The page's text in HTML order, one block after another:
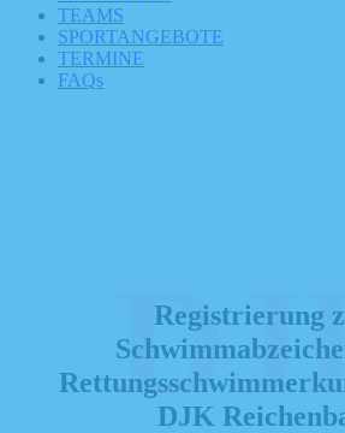
TEAMS
SPORTANGEBOTE
TERMINE
FAQs
Registrierung
DJK